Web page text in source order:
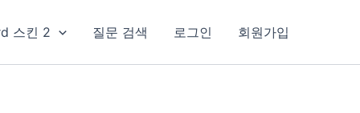
스킨 2 질문 검색 로그인 회원가입